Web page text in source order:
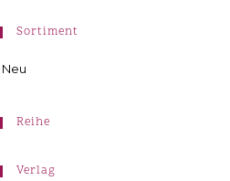
Sortiment
Neu
Reihe
Verlag